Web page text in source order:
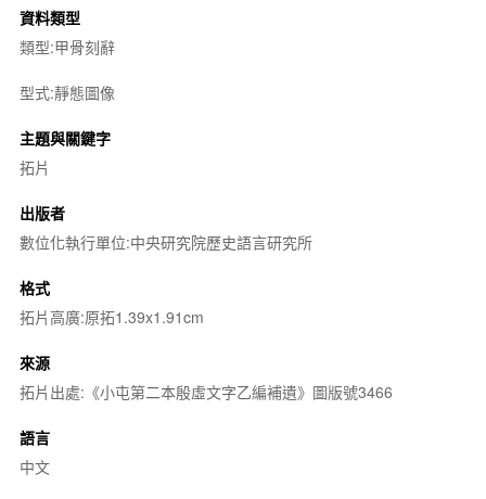
資料類型
類型:甲骨刻辭
型式:靜態圖像
主題與關鍵字
拓片
出版者
數位化執行單位:中央研究院歷史語言研究所
格式
拓片高廣:原拓1.39x1.91cm
來源
拓片出處:《小屯第二本殷虛文字乙編補遺》圖版號3466
語言
中文